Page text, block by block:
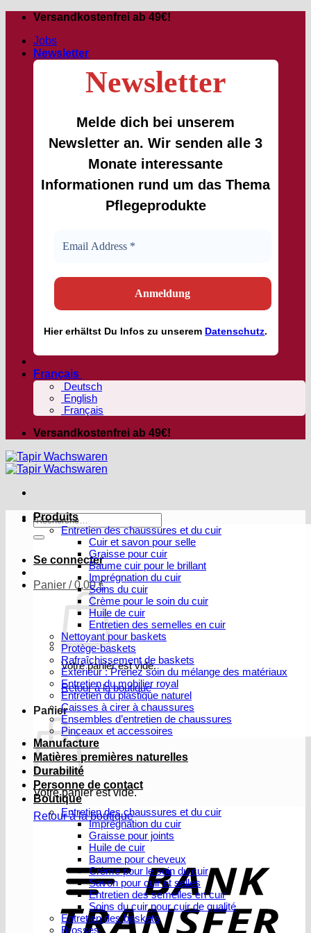
Passer
contenu
Versandkostenfrei ab 49€!
Jobs
Newsletter
Newsletter
Melde dich bei unserem
Newsletter an. Wir senden alle 3
Monate interessante
Informationen rund um das Thema
Pflegeprodukte
Hiererhältst Du Infos zu unserem Datenschutz.
Français
Deutsch
English
Français
Versandkostenfrei ab 49€!
Recherche
pour :
Se connecter
Panier /0,00€
Votre panier est vide.
Retour à la boutique
Panier
Votre panier est vide.
Retour à la boutique
Produits
Entretien des chaussures et du cuir
Cuir et savon pour selle
Graisse pour cuir
Baume cuir pour le brillant
Imprégnation du cuir
Soins du cuir
Crème pour le soin du cuir
Huile de cuir
Entretien des semelles en cuir
Nettoyant pour baskets
Protège-baskets
Rafraîchissement de baskets
Extérieur : Prenez soin du mélange des matériaux
Entretien du mobilier royal
Entretien du plastique naturel
Caisses à cirer à chaussures
Ensembles d’entretien de chaussures
Pinceaux et accessoires
Manufacture
Matières premières naturelles
Durabilité
Personne de contact
Boutique
Entretien des chaussures et du cuir
Imprégnation du cuir
Graisse pour joints
Huile de cuir
Baume pour cheveux
Crème pour le soin du cuir
Savon pour cuir et selles
Entretien des semelles en cuir
Soins du cuir pour cuir de qualité
Entretien des baskets
Brosses